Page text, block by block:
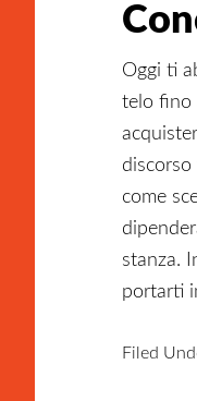
Oggi ti
telo fino
come
stanza.
portarti
Filed